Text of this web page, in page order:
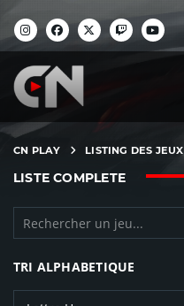
CN PLAY LISTING DES JEUX
LISTE COMPLETE
TRI ALPHABETIQUE